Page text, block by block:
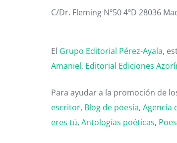
C/Dr. Fleming Nº50 4ºD 28036
El Grupo Editorial Pérez-Ayala,
Amaniel, Editorial Ediciones
Para ayudar a la promoción de
escritor, Blog de poesía,Agencia
eres tú,Antologías poéticas,